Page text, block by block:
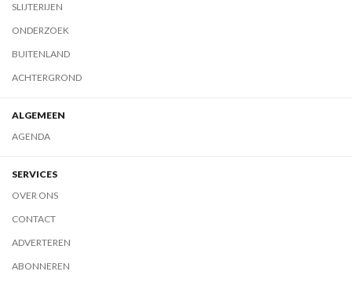
SLIJTERIJEN
ONDERZOEK
BUITENLAND
ACHTERGROND
ALGEMEEN
AGENDA
SERVICES
OVER ONS
CONTACT
ADVERTEREN
ABONNEREN